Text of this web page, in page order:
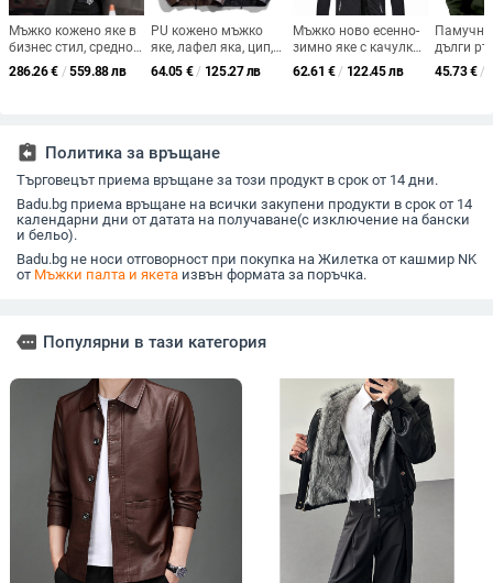
Мъжко кожено яке в
бизнес стил, средно
дълго, с ревер и
едноредово
286.26€ / 559.88 лв
PU кожено мъжко
яке, лафел яка, цип,
къс свободен силует,
джобове с патч
64.05 € / 125.27 лв
Мъжко ново есенно-
зимно яке с качулка
и плюшено палто,
мъжко младежко яке
62.61 € / 122.45 лв
дълги
за мъже,
45.73€ /
assignment_return Политика за връщане
Търговецът приема връщане за този продукт в срок от 14 дни.
Badu.bg приема връщане на всички закупени продукти в срок от 14
календарни дни от датата на получаване(с изключение на бански
и бельо).
Badu.bg не носи отговорност при покупка на Жилетка от кашмир NK
от Мъжки палта и якета извън формата за поръчка.
more Популярни в тази категория